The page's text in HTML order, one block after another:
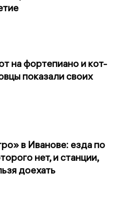
на фортепиано и кот-
показали своих
в Иванове: езда по
нет, и станции,
доехать